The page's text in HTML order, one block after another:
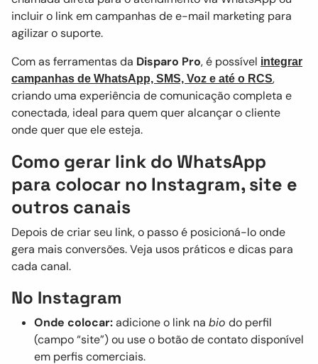
incluir o link em campanhas de e-mail marketing para
agilizar o suporte.
Com as ferramentas da Disparo Pro, é possível integrar
campanhas de WhatsApp, SMS, Voz e até o RCS,
criando uma experiência de comunicação completa e
conectada, ideal para quem quer alcançar o cliente
onde quer que ele esteja.
Como gerar link do WhatsApp
para colocar no Instagram, site e
outros canais
Depois de criar seu link, o passo é posicioná-lo onde
gera mais conversões. Veja usos práticos e dicas para
cada canal.
No Instagram
Onde colocar:adicione o link na bio do perfil
(campo “site”) ou use o botão de contato disponível
em perfis comerciais.